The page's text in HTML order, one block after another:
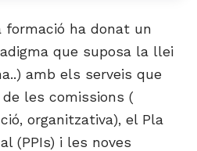
formació ha donat un
que suposa la llei
amb els serveis que
les comissions (
organitzativa), el Pla
(PPIs) i les noves